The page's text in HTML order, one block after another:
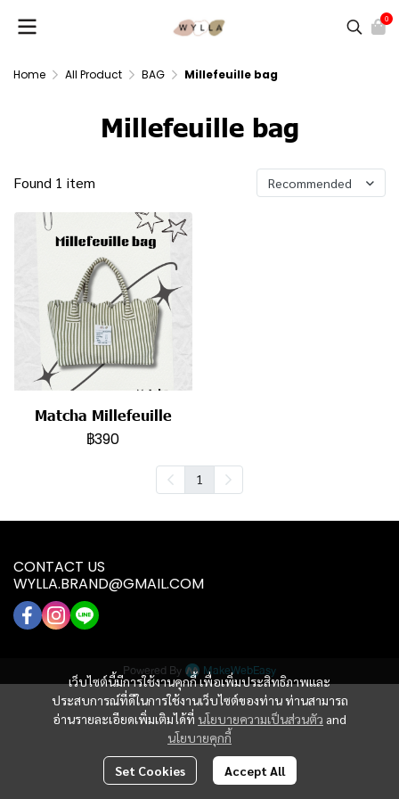
0
Home All Product BAG Millefeuille bag
Millefeuille bag
Found 1 item Recommended
Matcha Millefeuille
฿390
1
เว็บไซต์นี้มีการใช้งานคุกกี้ เพื่อเพิ่มประสิทธิภาพและ
ประสบการณ์ที่ดีในการใช้งานเว็บไซต์ของท่าน ท่านสามารถ
อ่านรายละเอียดเพิ่มเติมได้ที่ นโยบายความเป็นส่วนตัว and
นโยบายคุกกี้
Set Cookies Accept All
CONTACT US
WYLLA.BRAND@GMAIL.COM
Powered By MakeWebEasy